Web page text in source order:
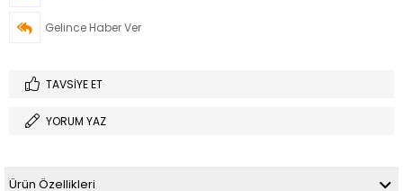
Gelince Haber Ver
TAVSIYE ET
YORUM YAZ
Ürün Özellikleri